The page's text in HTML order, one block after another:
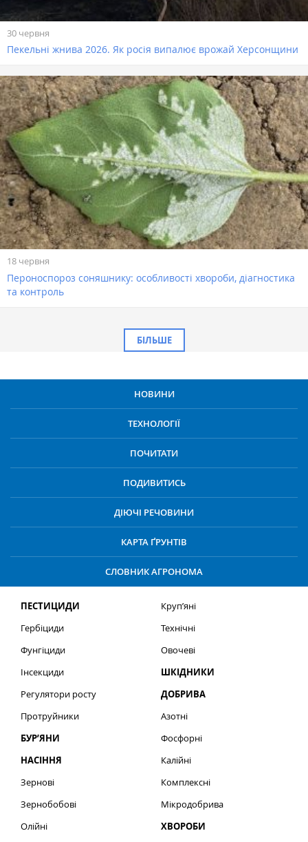
30 червня
Пекельні жнива 2026. Як росія випалює врожай Херсонщини
18 червня
Пероноспороз соняшнику: особливості хвороби, діагностика
та контроль
БІЛЬШЕ
НОВИНИ
ТЕХНОЛОГІЇ
ПОЧИТАТИ
ПОДИВИТИСЬ
ДІЮЧІ РЕЧОВИНИ
КАРТА ҐРУНТІВ
СЛОВНИК АГРОНОМА
ПЕСТИЦИДИ
Гербіциди
Фунгіциди
Інсекциди
Регулятори росту
Протруйники
БУР’ЯНИ
НАСІННЯ
Зернові
Зернобобові
Олійні
Круп’яні
Технічні
Овочеві
ШКІДНИКИ
ДОБРИВА
Азотні
Фосфорні
Калійні
Комплексні
Мікродобрива
ХВОРОБИ